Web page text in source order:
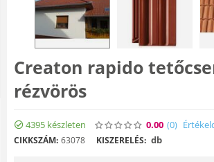
Creaton rapido
rézvörös
4395 készleten 0.00 (0)
CIKKSZÁM: 63078 KISZERELÉS: db